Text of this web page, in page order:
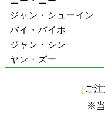
ジャン・シューイン
バイ・バイホ
ジャン・シン
ヤン・ズー
[ ご
※当